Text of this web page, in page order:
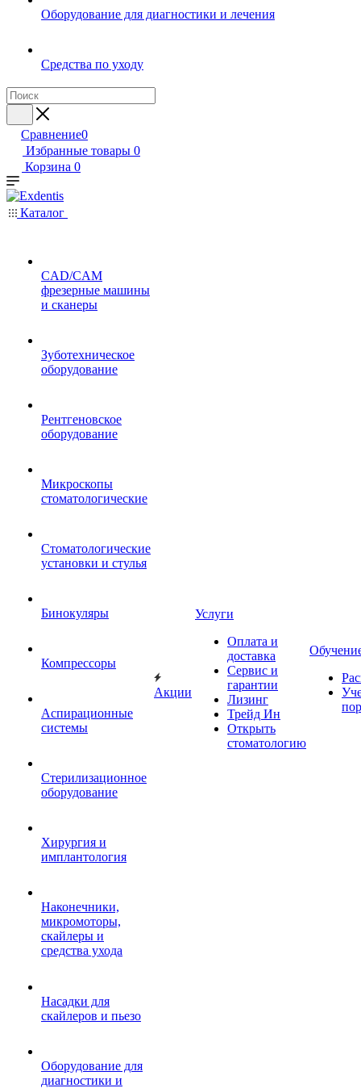
Оборудование для диагностики и лечения
Средства по уходу
Сравнение0
Избранные товары 0
Корзина 0
Каталог
CAD/CAM
фрезерные машины
и сканеры
Зуботехническое
оборудование
Рентгеновское
оборудование
Микроскопы
стоматологические
Стоматологические
установки и стулья
Бинокуляры
Компрессоры
Аспирационные
системы
Стерилизационное
оборудование
Хирургия и
имплантология
Наконечники,
микромоторы,
скайлеры и
средства ухода
Насадки для
скайлеров и пьезо
Оборудование для
диагностики и
Акции
Услуги
Оплата и
доставка
Сервис и
гарантии
Лизинг
Трейд Ин
Открыть
стоматологию